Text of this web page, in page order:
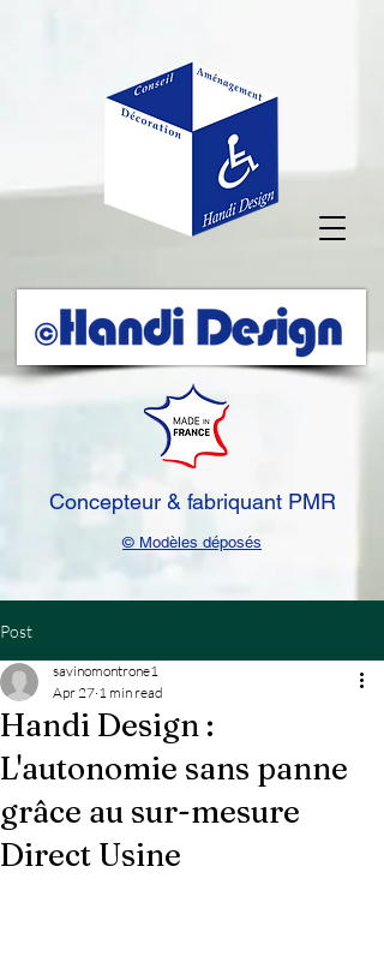
Concepteur & fabriquant PMR
© Modèles déposés
Post
Handi Design :
L'autonomie sans panne
grâce au sur-mesure
Direct Usine
savinomontrone1
Apr 27 1 min read